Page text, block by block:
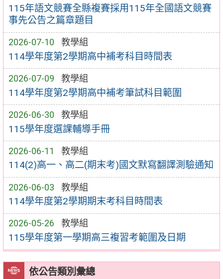
115年語文競賽全縣複賽採用115年全國語文競賽
事先公告之篇章題目
2026-07-10 教學組
114學年度第2學期高中補考科目時間表
2026-07-09 教學組
114學年度第2學期高中補考筆試科目範圍
2026-06-30 教學組
115學年度選課輔導手冊
2026-06-11 教學組
114(2)高一、高二(期末考)國文默寫翻譯測驗通知
2026-06-03 教學組
114學年度第2學期期末考科目時間表
2026-05-26 教學組
115學年度第一學期高三複習考範圍及日期
依公告類別彙總